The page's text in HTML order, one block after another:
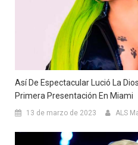
Así De Espectacular Lució La
Primera Presentación En Miami
13 de marzo de 2023 ALS